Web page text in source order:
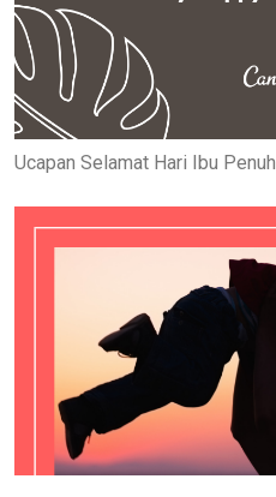
Ucapan Selamat Hari Ibu